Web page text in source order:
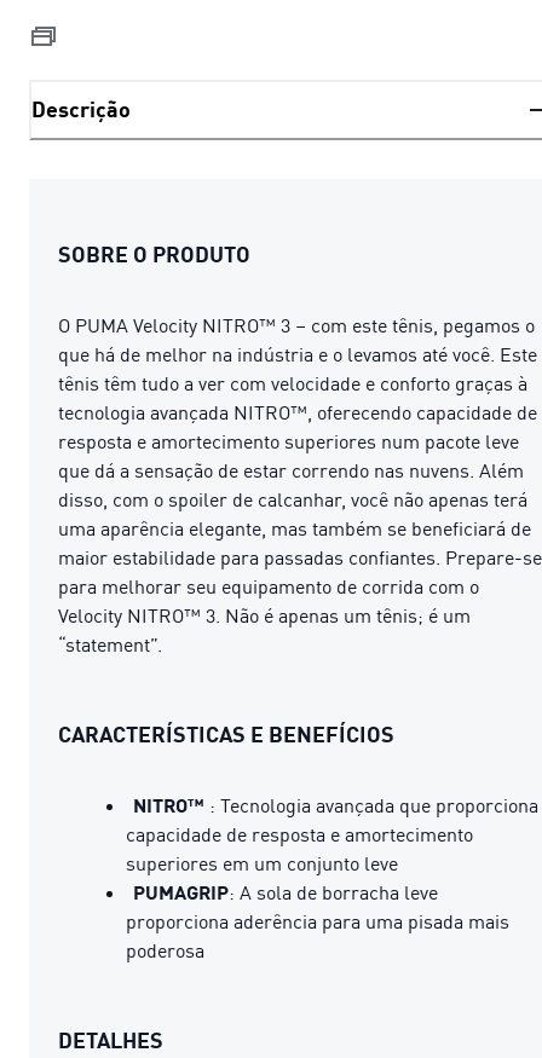
Descrição
SOBRE O PRODUTO
O PUMA Velocity NITRO™ 3 – com este tênis, pegamos o
que há de melhor na indústria e o levamos até você. Este
tênis têm tudo a ver com velocidade e conforto graças à
tecnologia avançada NITRO™, oferecendo capacidade de
resposta e amortecimento superiores num pacote leve
que dá a sensação de estar correndo nas nuvens. Além
disso, com o spoiler de calcanhar, você não apenas terá
uma aparência elegante, mas também se beneficiará de
maior estabilidade para passadas confiantes. Prepare-se
para melhorar seu equipamento de corrida com o
Velocity NITRO™ 3. Não é apenas um tênis; é um
“statement”.
CARACTERÍSTICAS E BENEFÍCIOS
NITRO™ : Tecnologia avançada que proporciona
capacidade de resposta e amortecimento
superiores em um conjunto leve
PUMAGRIP: A sola de borracha leve
proporciona aderência para uma pisada mais
poderosa
DETALHES